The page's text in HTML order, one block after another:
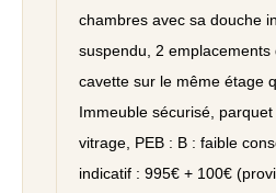
chambres avec sa douche
suspendu, 2 emplacements
cavette sur le même étage
Immeuble sécurisé,
vitrage, PEB : B : faible
indicatif : 995€ + 100€